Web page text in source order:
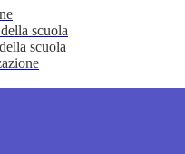
scuola
scuola